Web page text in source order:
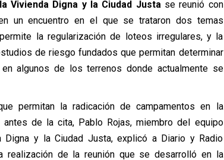
Vivienda Digna y la Ciudad Justase reunió con
n un encuentro en el que se trataron dos temas
la regularización de loteos irregulares, y la
de riesgo fundados que permitan determinar
algunos de los terrenos donde actualmente se
permitan la radicación de campamentos en la
antes de la cita, Pablo Rojas, miembro del equipo
y la Ciudad Justa, explicó a Diario y Radio
realización de la reunión que se desarrolló en la